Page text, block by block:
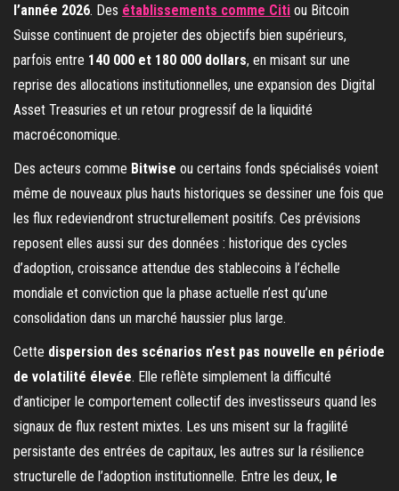
l’année 2026. Des établissements comme Citi ou Bitcoin
Suisse continuent de projeter des objectifs bien supérieurs,
parfois entre 140 000 et 180 000 dollars, en misant sur une
reprise des allocations institutionnelles, une expansion des Digital
Asset Treasuries et un retour progressif de la liquidité
macroéconomique.
Des acteurs comme Bitwise ou certains fonds spécialisés voient
même de nouveaux plus hauts historiques se dessiner une fois que
les flux redeviendront structurellement positifs. Ces prévisions
reposent elles aussi sur des données : historique des cycles
d’adoption, croissance attendue des stablecoins à l’échelle
mondiale et conviction que la phase actuelle n’est qu’une
consolidation dans un marché haussier plus large.
Cette dispersion des scénarios n’est pas nouvelle en période
de volatilité élevée. Elle reflète simplement la difficulté
d’anticiper le comportement collectif des investisseurs quand les
signaux de flux restent mixtes. Les uns misent sur la fragilité
persistante des entrées de capitaux, les autres sur la résilience
structurelle de l’adoption institutionnelle. Entre les deux, le